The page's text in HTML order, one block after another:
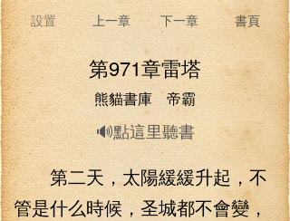
設置 上一章 下一章 書頁
第971章雷塔
熊貓書庫 帝霸
🔊點這里聽書
第二天，太陽緩緩升起，不
管是什么時候，圣城都不會變，